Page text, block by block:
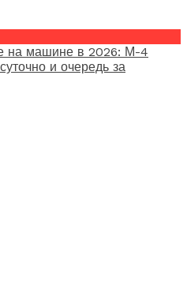
на машине в 2026: М-4
и очередь за